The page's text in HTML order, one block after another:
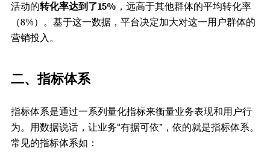
活动的转化率达到了15% ，远高于其他群体的平均转化率
（8%）。基于这一数据，平台决定加大对这一用户群体的
营销投入。
二、指标体系
指标体系是通过一系列量化指标来衡量业务表现和用户行
为。用数据说话，让业务“有据可依”，依的就是指标体系。
常见的指标体系如：